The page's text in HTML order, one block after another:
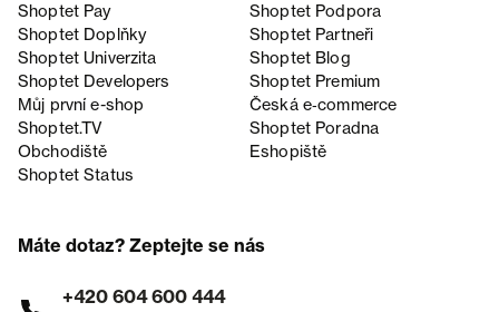
Shoptet Pay
Shoptet Podpora
Shoptet Doplňky
Shoptet Partneři
Shoptet Univerzita
Shoptet Blog
Shoptet Developers
Shoptet Premium
Můj první e-shop
Česká e‑commerce
Shoptet.TV
Shoptet Poradna
Obchodiště
Eshopiště
Shoptet Status
Máte dotaz? Zeptejte se nás
+420 604 600 444